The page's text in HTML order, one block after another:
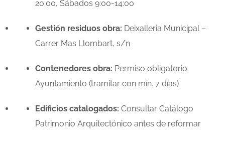
20:00, Sábados 9:00-14:00
Gestión residuos obra: Deixalleria Municipal –
Carrer Mas Llombart, s/n
Contenedores obra: Permiso obligatorio
Ayuntamiento (tramitar con mín. 7 días)
Edificios catalogados: Consultar Catálogo
Patrimonio Arquitectónico antes de reformar